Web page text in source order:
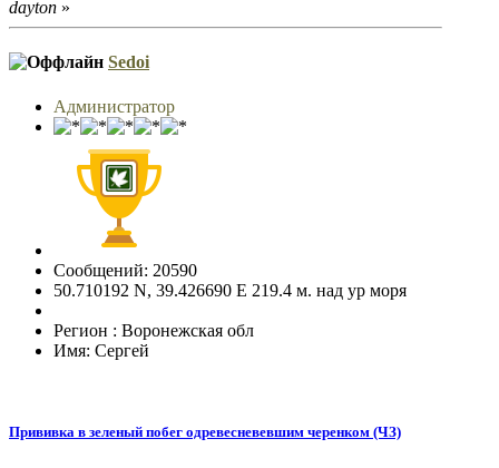
dayton »
Sedoi
Администратор
Сообщений: 20590
50.710192 N, 39.426690 E 219.4 м. над ур моря
Регион : Воронежская обл
Имя: Сергей
Прививка в зеленый побег одревесневевшим черенком (ЧЗ)